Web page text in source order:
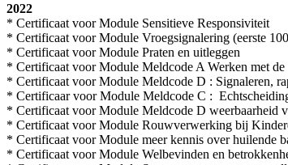
2022
* Certificaat voor Module Sensitieve Responsiviteit
* Certificaat voor Module Vroegsignalering (eerste
* Certificaat voor Module Praten en uitleggen
* Certificaat voor Module Meldcode A Werken met
* Certificaat voor Module Meldcode D : Signaleren,
* Certificaar voor Module Meldcode C :
* Certificaat voor Module Meldcode D weerbaarheid
* Certificaat voor Module Rouwverwerking bij
* Certificaat voor Module meer kennis over huilende
* Certificaat voor Module Welbevinden en